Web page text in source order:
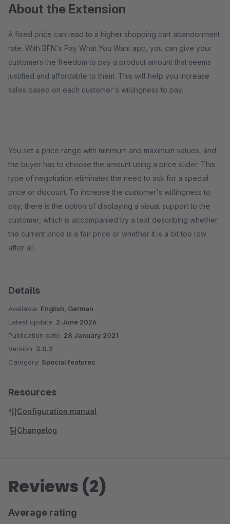
About the Extension
A fixed price can lead to a higher shopping cart abandonment
rate. With BFN's Pay What You Want app, you can give your
customers the freedom to pay a product amount that seems
justified and affordable to them. This will help you increase
sales based on each customer's willingness to pay.
You set a price range with minimum and maximum values, and
the buyer has to choose the amount using a price slider. This
type of negotiation eliminates the need to ask for a special
price or discount. To increase the customer's willingness to
pay, there is the option of displaying a visual support to the
customer, which is accompanied by a text describing whether
the current price is a fair price or whether it is a bit too low
after all.
Details
Available: English, German
Latest update: 2 June 2026
Publication date: 28 January 2021
Version: 3.0.2
Category: Special features
Resources
Configuration manual
Changelog
Reviews (2)
Average rating